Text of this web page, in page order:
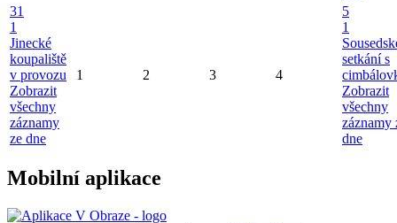
31
1
Jinecké
koupaliště
v provozu
Zobrazit
všechny
záznamy
ze dne
1 2 3 4
5
1
setkání s
Zobrazit
všechny
záznamy
dne
Mobilní aplikace